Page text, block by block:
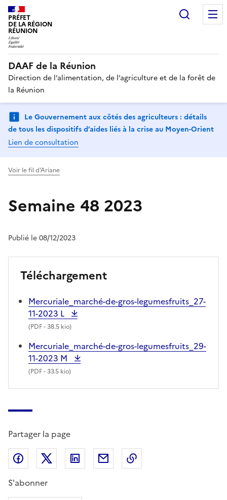
PRÉFET
DE LA RÉGION
RÉUNION
DAAF de la Réunion
Direction de l’alimentation, de l’agriculture et de la forêt de
la Réunion
Le Gouvernement aux côtés des agriculteurs : détails
de tous les dispositifs d’aides liés à la crise au Moyen-Orient
Lien de consultation
Voir le fil d'Ariane
Semaine 48 2023
Publié le 08/12/2023
Téléchargement
Mercuriale_marché-de-gros-legumesfruits_27-
11-2023 L
(PDF- 38.5 kio)
Mercuriale_marché-de-gros-legumesfruits_29-
11-2023 M
(PDF- 33.5 kio)
Partager la page
Partager sur Facebook
Partager sur X (anciennement Twitter)
Partager sur LinkedIn
Partager par email
S'abonner